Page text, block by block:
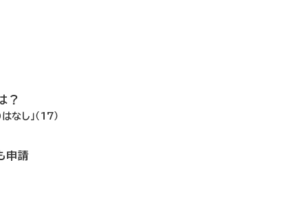
？
し」（17）
申請